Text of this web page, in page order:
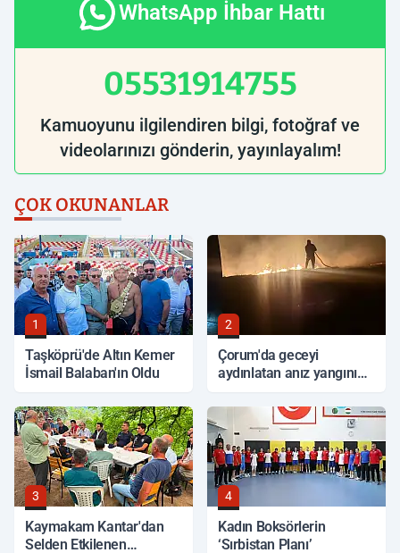
WhatsApp İhbar Hattı
05531914755
Kamuoyunu ilgilendiren bilgi, fotoğraf ve
videolarınızı gönderin, yayınlayalım!
ÇOK OKUNANLAR
1
Taşköprü'de Altın Kemer
İsmail Balaban'ın Oldu
2
Çorum'da geceyi
aydınlatan anız yangını
3
Kaymakam Kantar'dan
Selden Etkilenen
4
Kadın Boksörlerin
‘Sırbistan Planı’